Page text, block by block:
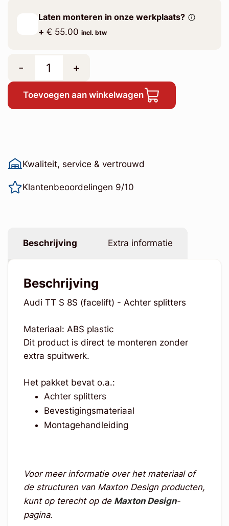
Laten monteren in onze werkplaats?
+ € 55.00 incl. btw
- +
Toevoegen aan winkelwagen
Kwaliteit, service & vertrouwd
Klantenbeoordelingen 9/10
Beschrijving Extra informatie
Beschrijving
Audi TT S 8S (facelift) - Achter splitters
Materiaal: ABS plastic
Dit product is direct te monteren zonder
extra spuitwerk.
Het pakket bevat o.a.:
Achter splitters
Bevestigingsmateriaal
Montagehandleiding
Voor meer informatie over het materiaal of
de structuren van Maxton Design producten,
kunt op terecht op de Maxton Design-
pagina.